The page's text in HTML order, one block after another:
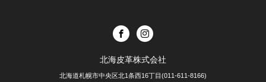
北海皮革株式会社
北海道札幌市中央区北1条西16丁目(011-611-8166)